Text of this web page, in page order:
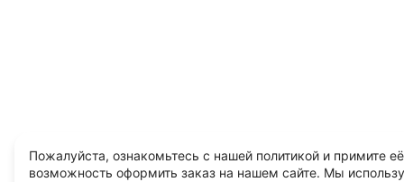
Пожалуйста, ознакомьтесь с нашей политикой и примите
возможность оформить заказ на нашем сайте. Мы